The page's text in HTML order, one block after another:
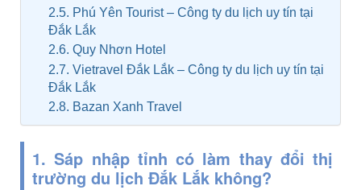
2.5. Phú Yên Tourist – Công ty du lịch uy tín tại
Đắk Lắk
2.6. Quy Nhơn Hotel
2.7. Vietravel Đắk Lắk – Công ty du lịch uy tín tại
Đắk Lắk
2.8. Bazan Xanh Travel
1. Sáp nhập tỉnh có làm thay đổi thị
trường du lịch Đắk Lắk không?